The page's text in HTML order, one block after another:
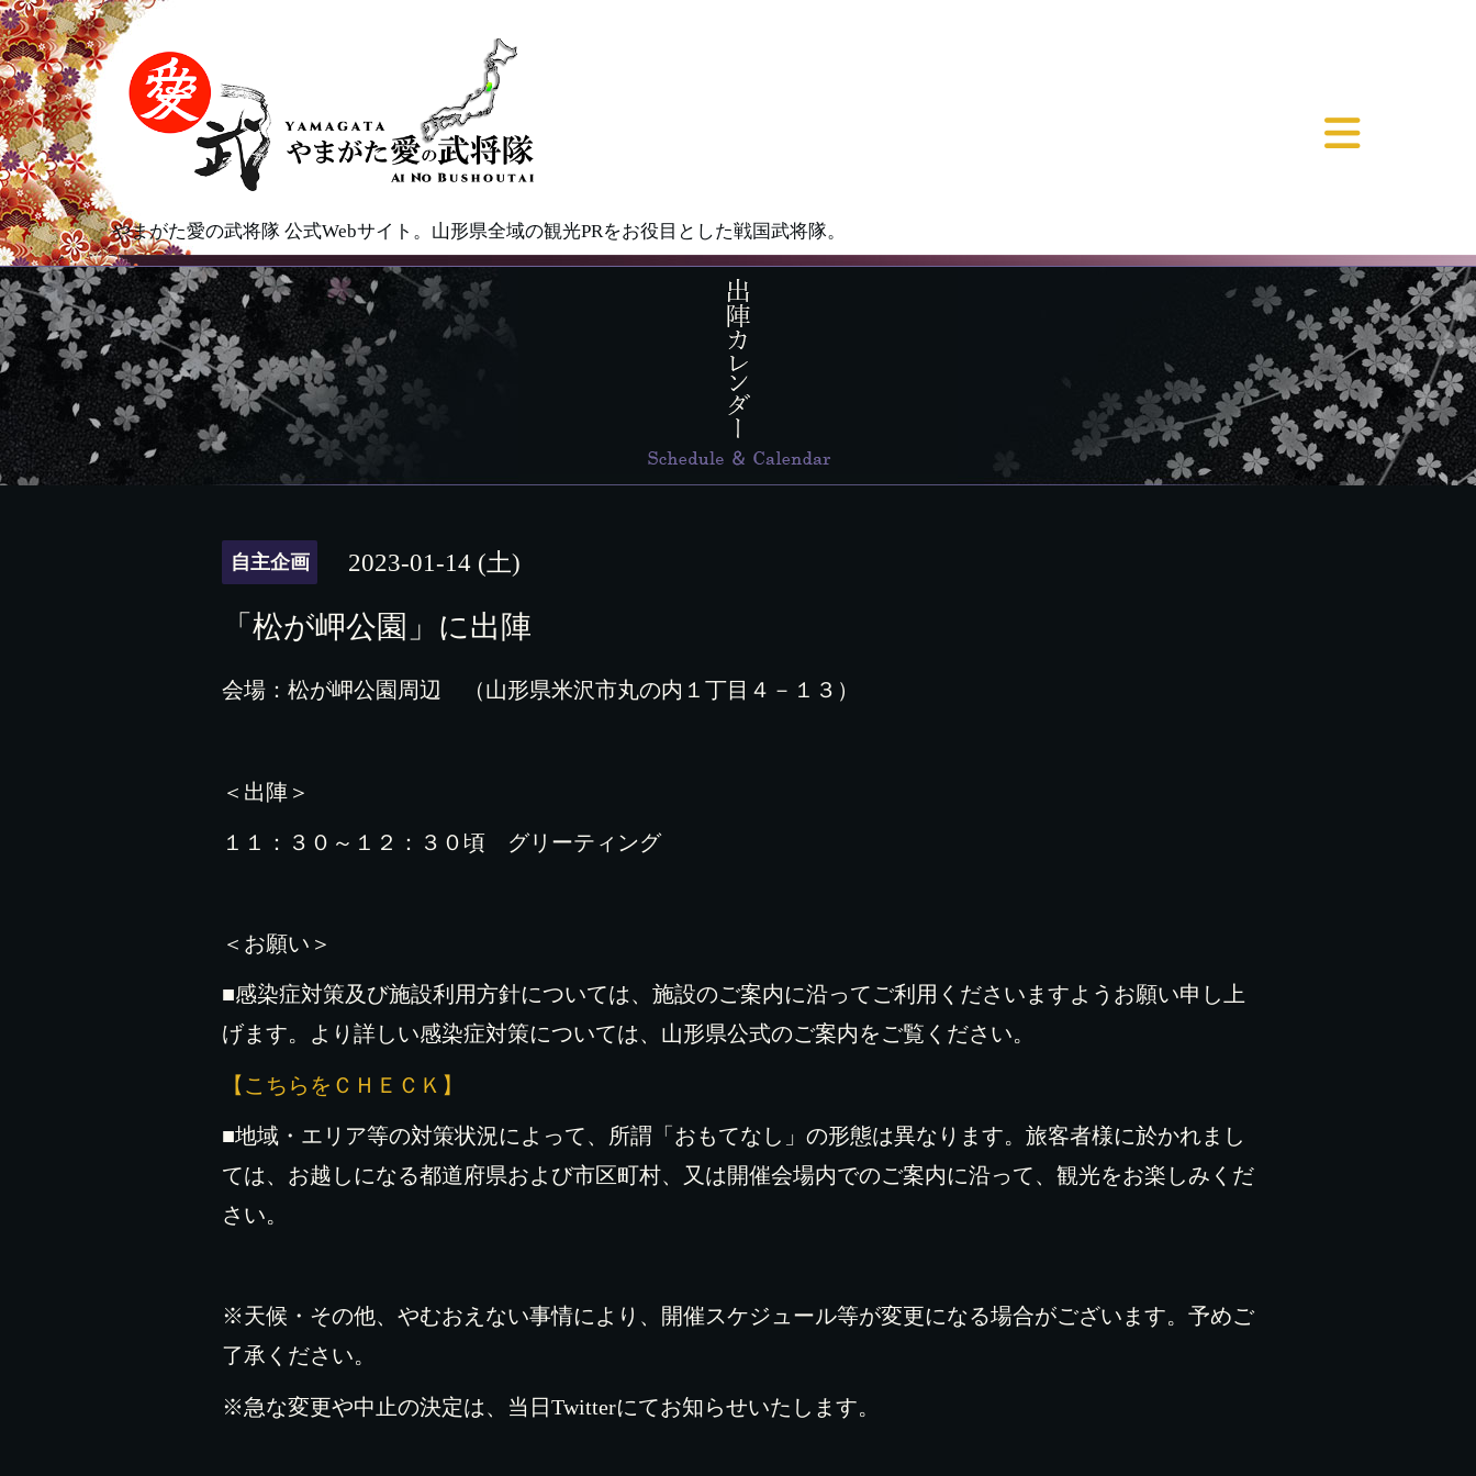
やまがた愛の武将隊 公式Webサイト。山形県全域の観光PRをお役目とした戦国武将隊。
自主企画 2023-01-14 (土)
「松が岬公園」に出陣
会場：松が岬公園周辺 （山形県米沢市丸の内１丁目４－１３）
＜出陣＞
１１：３０～１２：３０頃 グリーティング
＜お願い＞
■感染症対策及び施設利用方針については、施設のご案内に沿ってご利用くださいますようお願い申し上
げます。より詳しい感染症対策については、山形県公式のご案内をご覧ください。
【こちらをＣＨＥＣＫ】
■地域・エリア等の対策状況によって、所謂「おもてなし」の形態は異なります。旅客者様に於かれまし
ては、お越しになる都道府県および市区町村、又は開催会場内でのご案内に沿って、観光をお楽しみくだ
さい。
※天候・その他、やむおえない事情により、開催スケジュール等が変更になる場合がございます。予めご
了承ください。
※急な変更や中止の決定は、当日Twitterにてお知らせいたします。